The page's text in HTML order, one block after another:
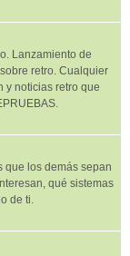
Lanzamiento de
retro. Cualquier
y noticias retro que
que los demás sepan
qué sistemas
de ti.